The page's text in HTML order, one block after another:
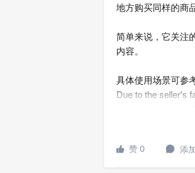
地方购买同样的商
简单来说，它关注
内容。
具体使用场景可参
Due to the seller's
purchase from
The court awarded
the defendant's
 赞 0  添